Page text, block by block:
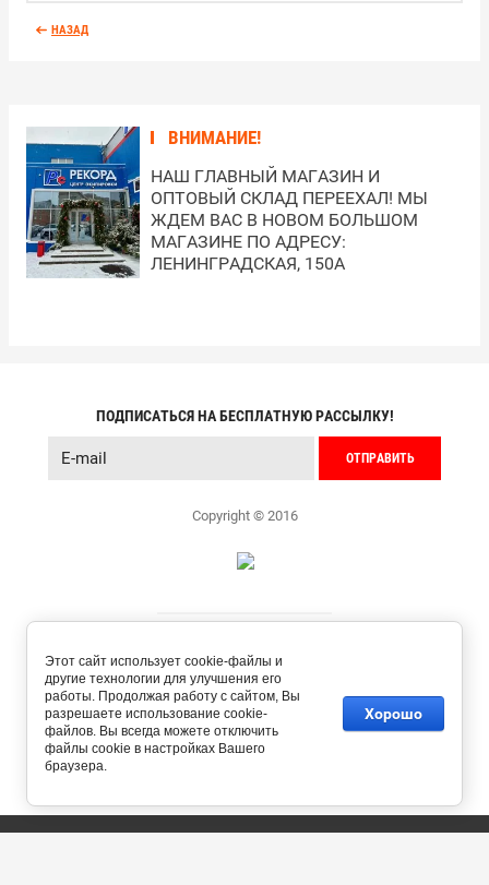
ВНИМАНИЕ!
НАШ ГЛАВНЫЙ МАГАЗИН И
ОПТОВЫЙ СКЛАД ПЕРЕЕХАЛ! МЫ
ЖДЕМ ВАС В НОВОМ БОЛЬШОМ
МАГАЗИНЕ ПО АДРЕСУ:
ЛЕНИНГРАДСКАЯ, 150А
НАЗАД
ПОДПИСАТЬСЯ НА БЕСПЛАТНУЮ РАССЫЛКУ!
ОТПРАВИТЬ
Copyright © 2016
Этот сайт использует cookie-файлы и
другие технологии для улучшения его
работы. Продолжая работу с сайтом, Вы
разрешаете использование cookie-
файлов. Вы всегда можете отключить
файлы cookie в настройках Вашего
браузера.
Хорошо